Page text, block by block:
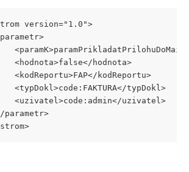
version="1.0">
		<hodnota>false</hodnota>
		<kodReportu>FAP</kodReportu>
		<typDokl>code:FAKTURA</typDokl>
		<uzivatel>code:admin</uzivatel>
parametr>